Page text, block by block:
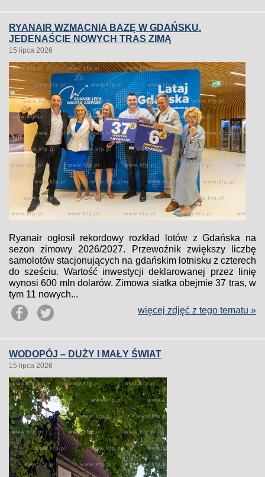
RYANAIR WZMACNIA BAZĘ W GDAŃSKU.
JEDENAŚCIE NOWYCH TRAS ZIMĄ
15 lipca 2026
Ryanair ogłosił rekordowy rozkład lotów z Gdańska na
sezon zimowy 2026/2027. Przewoźnik zwiększy liczbę
samolotów stacjonujących na gdańskim lotnisku z czterech
do sześciu. Wartość inwestycji deklarowanej przez linię
wynosi 600 mln dolarów. Zimowa siatka obejmie 37 tras, w
tym 11 nowych...
więcej zdjęć z tego tematu »
WODOPÓJ – DUŻY I MAŁY ŚWIAT
15 lipca 2026